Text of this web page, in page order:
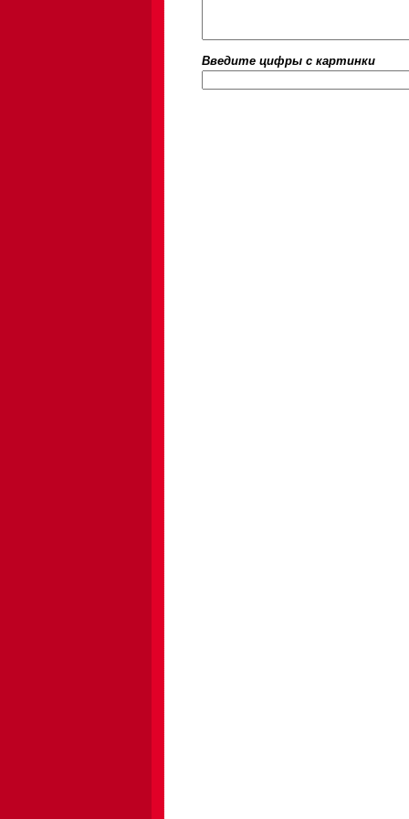
Введите цифры c картинки